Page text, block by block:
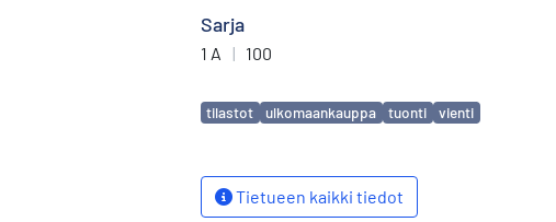
Sarja
1 A | 100
Avainsanat
tilastot ulkomaankauppa tuonti vienti
Tietueen kaikki tiedot